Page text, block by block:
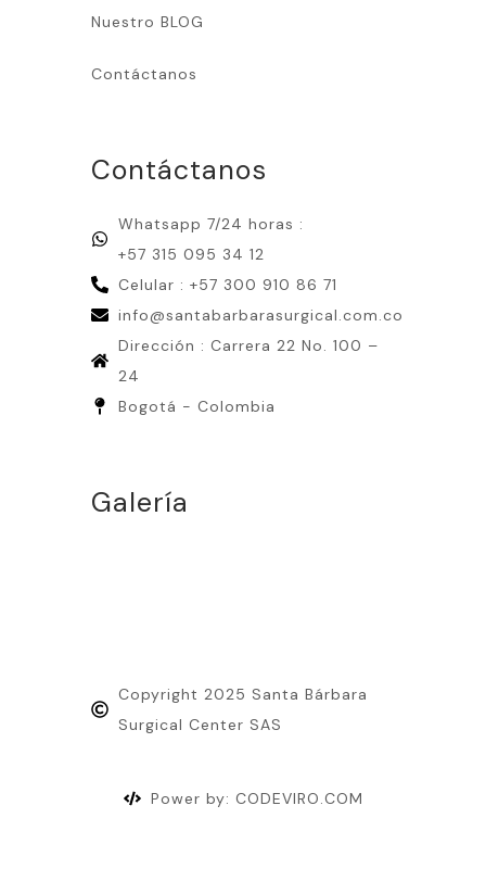
Nuestro BLOG
Contáctanos
Contáctanos
Whatsapp 7/24 horas :
+57 315 095 34 12
Celular : +57 300 910 86 71
info@santabarbarasurgical.com.co
Dirección : Carrera 22 No. 100 –
24
Bogotá - Colombia
Galería
Copyright 2025 Santa Bárbara
Surgical Center SAS
Power by: CODEVIRO.COM